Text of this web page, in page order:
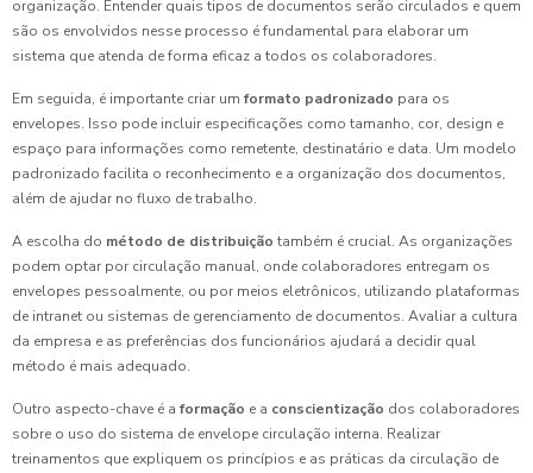
organização. Entender quais tipos de documentos serão circulados e quem
são os envolvidos nesse processo é fundamental para elaborar um
sistema que atenda de forma eficaz a todos os colaboradores.
Em seguida, é importante criar um formato padronizado para os
envelopes. Isso pode incluir especificações como tamanho, cor, design e
espaço para informações como remetente, destinatário e data. Um modelo
padronizado facilita o reconhecimento e a organização dos documentos,
além de ajudar no fluxo de trabalho.
A escolha do método de distribuição também é crucial. As organizações
podem optar por circulação manual, onde colaboradores entregam os
envelopes pessoalmente, ou por meios eletrônicos, utilizando plataformas
de intranet ou sistemas de gerenciamento de documentos. Avaliar a cultura
da empresa e as preferências dos funcionários ajudará a decidir qual
método é mais adequado.
Outro aspecto-chave é a formação e a conscientização dos colaboradores
sobre o uso do sistema de envelope circulação interna. Realizar
treinamentos que expliquem os princípios e as práticas da circulação de